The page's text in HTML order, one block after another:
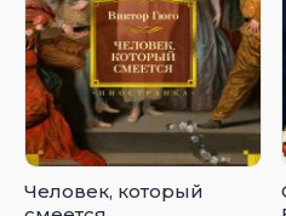
Человек, который